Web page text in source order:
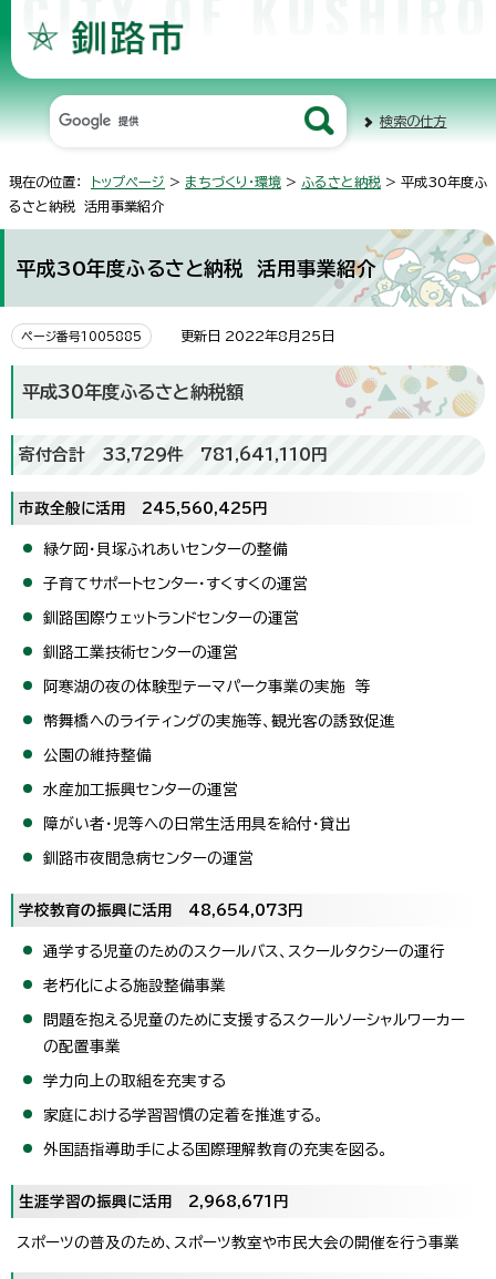
検索の仕方
現在の位置： トップページ > まちづくり・環境 > ふるさと納税 > 平成30年度ふ
るさと納税 活用事業紹介
平成30年度ふるさと納税 活用事業紹介
ページ番号1005885 更新日 2022年8月25日
平成30年度ふるさと納税額
寄付合計 33,729件 781,641,110円
市政全般に活用 245,560,425円
緑ケ岡・貝塚ふれあいセンターの整備
子育てサポートセンター・すくすくの運営
釧路国際ウェットランドセンターの運営
釧路工業技術センターの運営
阿寒湖の夜の体験型テーマパーク事業の実施 等
幣舞橋へのライティングの実施等、観光客の誘致促進
公園の維持整備
水産加工振興センターの運営
障がい者・児等への日常生活用具を給付・貸出
釧路市夜間急病センターの運営
学校教育の振興に活用 48,654,073円
通学する児童のためのスクールバス、スクールタクシーの運行
老朽化による施設整備事業
問題を抱える児童のために支援するスクールソーシャルワーカー
の配置事業
学力向上の取組を充実する
家庭における学習習慣の定着を推進する。
外国語指導助手による国際理解教育の充実を図る。
生涯学習の振興に活用 2,968,671円
スポーツの普及のため、スポーツ教室や市民大会の開催を行う事業